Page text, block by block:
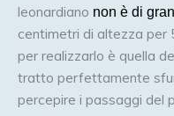
leonardiano non è di
centimetri di altezza per
per realizzarlo è quella
tratto perfettamente
percepire i passaggi del